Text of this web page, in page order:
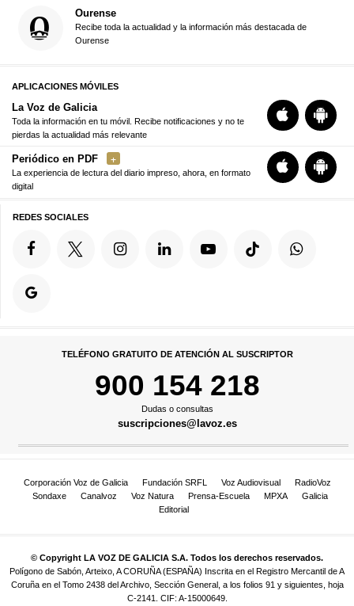
Ourense
Recibe toda la actualidad y la información más destacada de
Ourense
APLICACIONES MÓVILES
La Voz de Galicia
Toda la información en tu móvil. Recibe notificaciones y no te
pierdas la actualidad más relevante
Periódico en PDF
La experiencia de lectura del diario impreso, ahora, en formato
digital
REDES SOCIALES
TELÉFONO GRATUITO DE ATENCIÓN AL SUSCRIPTOR
900 154 218
Dudas o consultas
suscripciones@lavoz.es
Corporación Voz de Galicia Fundación SRFL Voz Audiovisual
RadioVoz
Sondaxe
Canalvoz Voz Natura Prensa-Escuela MPXA
Galicia
Editorial
© Copyright LA VOZ DE GALICIA S.A. Todos los derechos reservados.
Polígono de Sabón, Arteixo, A CORUÑA (ESPAÑA) Inscrita en el Registro Mercantil de A
Coruña en el Tomo 2438 del Archivo, Sección General, a los folios 91 y siguientes, hoja
C-2141. CIF: A-15000649.